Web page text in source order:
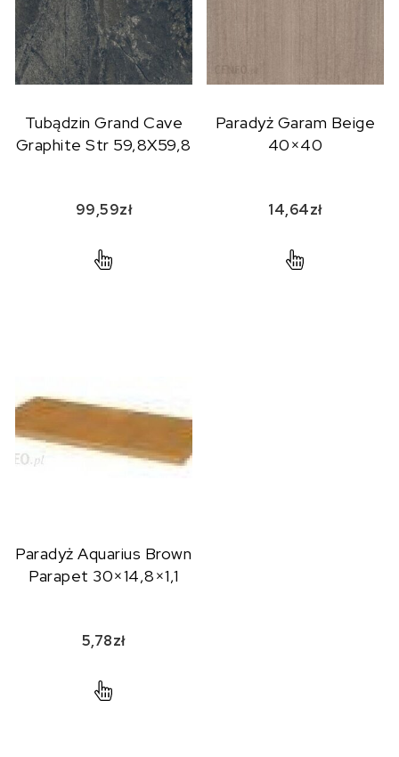
Tubądzin Grand Cave
Graphite Str 59,8X59,8
99,59zł
Paradyż Garam Beige
40×40
14,64zł
Paradyż Aquarius Brown
Parapet 30×14,8×1,1
5,78zł